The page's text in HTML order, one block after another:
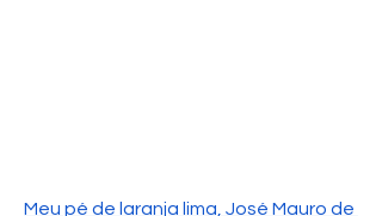
Meu pé de laranja lima, José Mauro de